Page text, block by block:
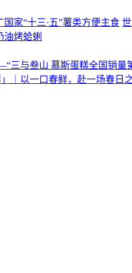
油烤蛤蜊
三与叁山 慕斯蛋糕全国销量
｜以一口春鲜，赴一场春日